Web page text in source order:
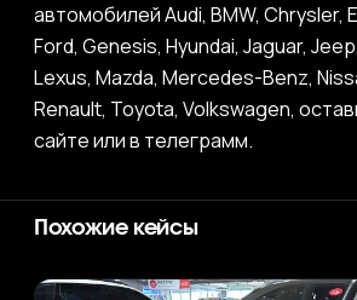
автомобилей Audi, BMW, Chrysler,
Ford, Genesis, Hyundai, Jaguar,
Lexus, Mazda, Mercedes-Benz,
Renault, Toyota, Volkswagen,
сайте или в телеграмм.
Похожие кейсы